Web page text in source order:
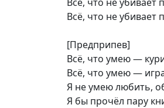
Всё, что не убивает
[Предприпев]
Всё, что умею —
Всё, что умею —
Я не умею любить,
Я бы прочёл пару